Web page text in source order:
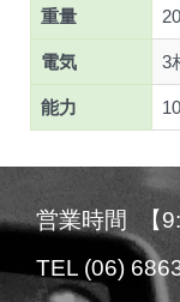
重量
電気 3
能力
営業時間 【
TEL (06)